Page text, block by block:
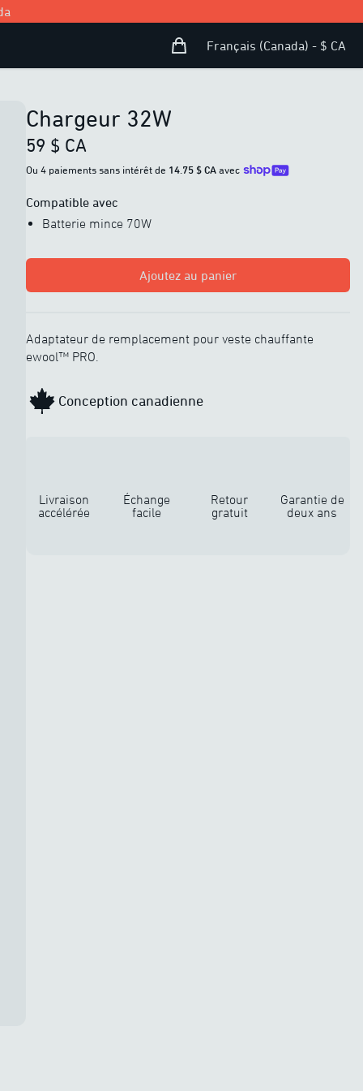
Panier d’achat
Open user menu
Français (Canada) - $ CA
Chargeur 32W
59 $ CA
Ou 4 paiements sans intérêt de 14.75 $ CAavec
Compatible avec
Batterie mince 70W
Ajoutez au panier
Adaptateur de remplacement pour veste chauffante
ewool™ PRO.
Conception canadienne
Livraison
accélérée
Échange
facile
Retour
gratuit
Garantie de
deux ans